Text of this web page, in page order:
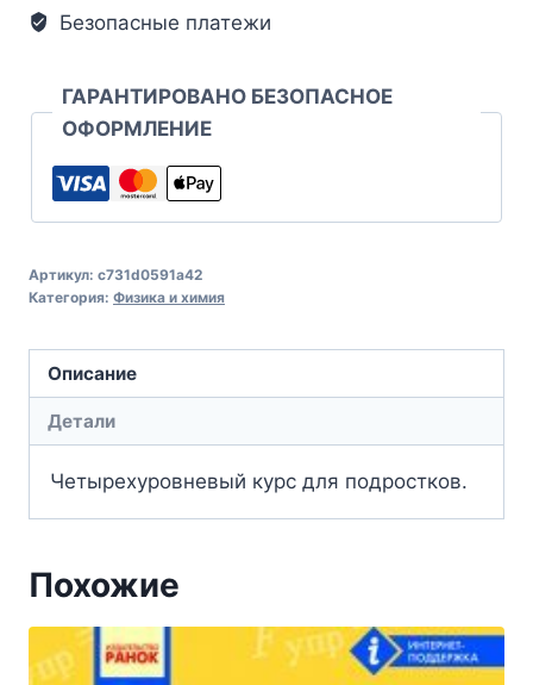
Безопасные платежи
ГАРАНТИРОВАНО БЕЗОПАСНОЕ
ОФОРМЛЕНИЕ
Артикул: c731d0591a42
Категория: Физика и химия
Описание
Детали
Четырехуровневый курс для подростков.
Похожие